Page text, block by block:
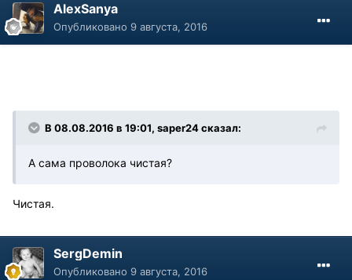
AlexSanya
Опубликовано 9 августа, 2016
В 08.08.2016 в 19:01, saper24 сказал:
А сама проволока чистая?
Чистая.
SergDemin
Опубликовано 9 августа, 2016